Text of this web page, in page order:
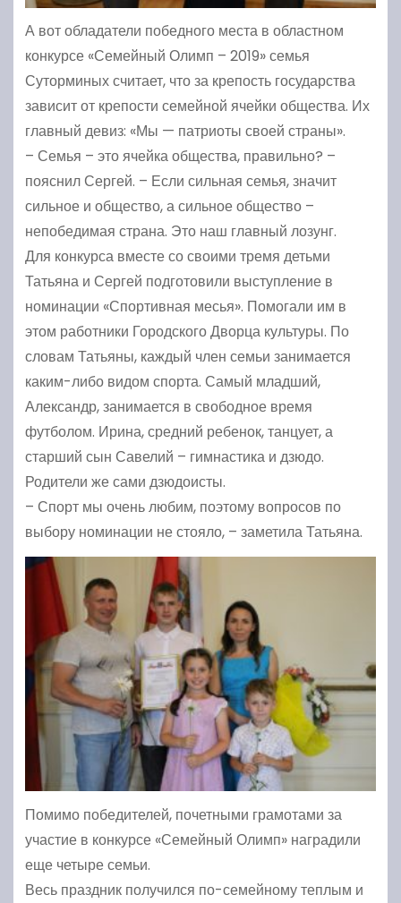
А вот обладатели победного места в областном
конкурсе «Семейный Олимп – 2019» семья
Суторминых считает, что за крепость государства
зависит от крепости семейной ячейки общества. Их
главный девиз: «Мы — патриоты своей страны».
– Семья – это ячейка общества, правильно? –
пояснил Сергей. – Если сильная семья, значит
сильное и общество, а сильное общество –
непобедимая страна. Это наш главный лозунг.
Для конкурса вместе со своими тремя детьми
Татьяна и Сергей подготовили выступление в
номинации «Спортивная месья». Помогали им в
этом работники Городского Дворца культуры. По
словам Татьяны, каждый член семьи занимается
каким-либо видом спорта. Самый младший,
Александр, занимается в свободное время
футболом. Ирина, средний ребенок, танцует, а
старший сын Савелий – гимнастика и дзюдо.
Родители же сами дзюдоисты.
– Спорт мы очень любим, поэтому вопросов по
выбору номинации не стояло, – заметила Татьяна.
Помимо победителей, почетными грамотами за
участие в конкурсе «Семейный Олимп» наградили
еще четыре семьи.
Весь праздник получился по-семейному теплым и